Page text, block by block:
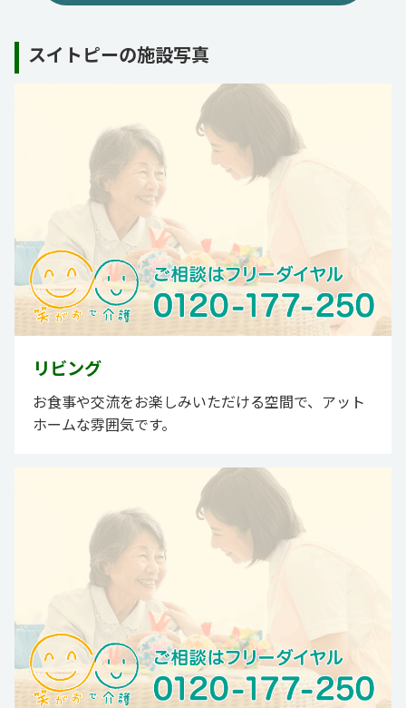
スイトピーの施設写真
リビング
お食事や交流をお楽しみいただける空間で、アット
ホームな雰囲気です。